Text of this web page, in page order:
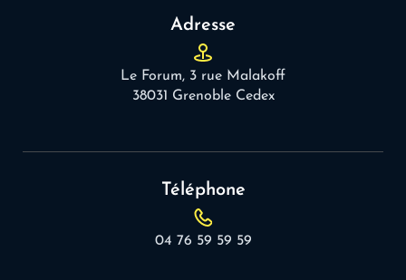
Adresse
Le Forum, 3 rue Malakoff
38031 Grenoble Cedex
Téléphone
04 76 59 59 59